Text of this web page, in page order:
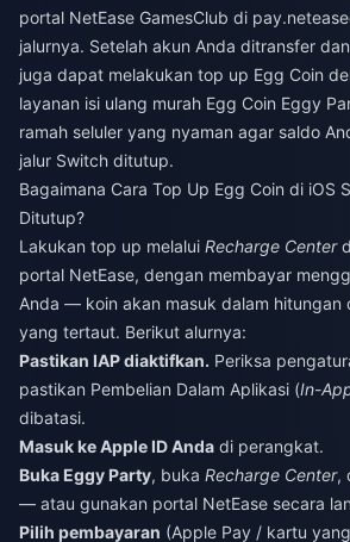
portal NetEase GamesClub di
jalurnya. Setelah akun Anda ditransfer
juga dapat melakukan top up Egg Coin
layanan isi ulang murah Egg Coin Eggy
ramah seluler yang nyaman agar saldo
jalur Switch ditutup.
Bagaimana Cara Top Up Egg Coin di iOS
Ditutup?
Lakukan top up melalui Recharge Center
portal NetEase, dengan membayar
Anda — koin akan masuk dalam hitungan
yang tertaut. Berikut alurnya:
Pastikan IAP diaktifkan. Periksa
pastikan Pembelian Dalam Aplikasi (In-
dibatasi.
Masuk ke Apple ID Anda di perangkat.
Buka Eggy Party, buka Recharge Center,
— atau gunakan portal NetEase secara
Pilih pembayaran (Apple Pay / kartu